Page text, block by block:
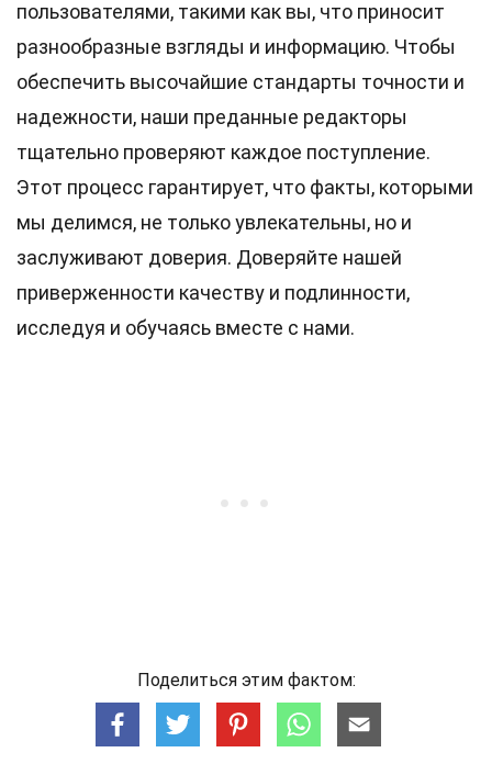
пользователями, такими как вы, что приносит
разнообразные взгляды и информацию. Чтобы
обеспечить высочайшие стандарты точности и
надежности, наши преданные редакторы
тщательно проверяют каждое поступление.
Этот процесс гарантирует, что факты, которыми
мы делимся, не только увлекательны, но и
заслуживают доверия. Доверяйте нашей
приверженности качеству и подлинности,
исследуя и обучаясь вместе с нами.
Поделиться этим фактом: